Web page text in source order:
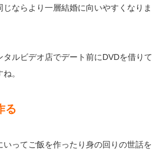
じならより一層結婚に向いやすくなりま
タルビデオ店でデート前にDVDを借りて
。
る
いってご飯を作ったり身の回りの世話を